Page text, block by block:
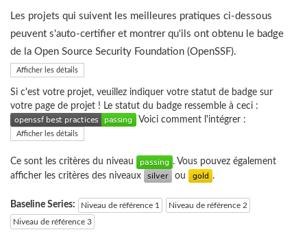
Les projets qui suivent les meilleures pratiques ci-dessous
peuvent s'auto-certifier et montrer qu'ils ont obtenu le badge
de la Open Source Security Foundation (OpenSSF).
Afficher les détails
Si c'est votre projet, veuillez indiquer votre statut de badge sur
votre page de projet ! Le statut du badge ressemble à ceci :
Voici comment l'intégrer :
Afficher les détails
Ce sont les critères du niveau
. Vous pouvez également
afficher les critères des niveaux
ou .
Baseline Series: Niveau de référence 1
Niveau de référence 2
Niveau de référence 3